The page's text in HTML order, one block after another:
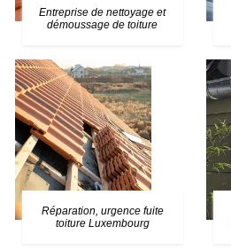
Entreprise de nettoyage et
démoussage de toiture
Réparation, urgence fuite
toiture Luxembourg